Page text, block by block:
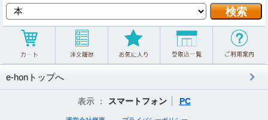
e-honトップへ
表示 ： スマートフォン PC